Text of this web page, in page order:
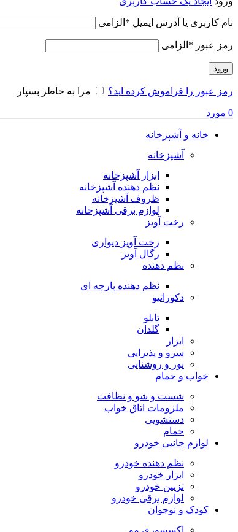
نام کاربری یا آدرس ایمیل * الزامی
رمز عبور * الزامی
ورود
رمز عبور را فراموش کرده اید؟ مرا به خاطر بسپار
0 مورد
خانه و آشپزخانه
آشپزخانه
ابزار آشپزخانه
نظم دهنده آشپزخانه
ظروف آشپزخانه
لوازم برقی آشپزخانه
رخت آویز
رخت آویز دیواری
رگال آویز
نظم دهنده
نظم دهنده پارچه ای
دکوراتیو
تابلو
گلدان
ابزار
سرو و پذیرایی
نور و روشنایی
خواب و حمام
شست و شو و نظافت
ملزومات اتاق خواب
دستشویی
حمام
لوازم جانبی خودرو
نظم دهنده خودرو
ابزار خودرو
تزیین خودرو
لوازم برقی خودرو
کودک و نوجوان
اکسسوری مو